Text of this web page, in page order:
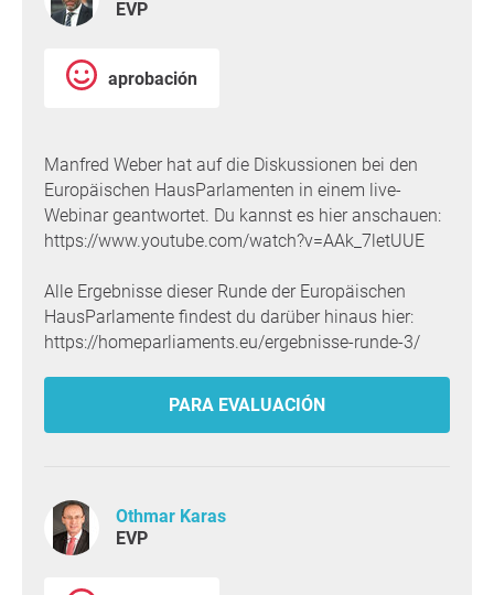
EVP
aprobación
Manfred Weber hat auf die Diskussionen bei den
Europäischen HausParlamenten in einem live-
Webinar geantwortet. Du kannst es hier anschauen:
https://www.youtube.com/watch?v=AAk_7letUUE
Alle Ergebnisse dieser Runde der Europäischen
HausParlamente findest du darüber hinaus hier:
https://homeparliaments.eu/ergebnisse-runde-3/
PARA EVALUACIÓN
Othmar Karas
EVP